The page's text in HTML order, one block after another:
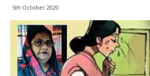
5th October 2020